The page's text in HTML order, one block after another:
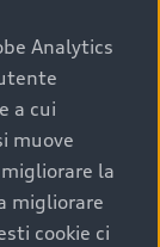
a
maggiore
Analytics
a cui
muove
la
migliorare
cookie ci